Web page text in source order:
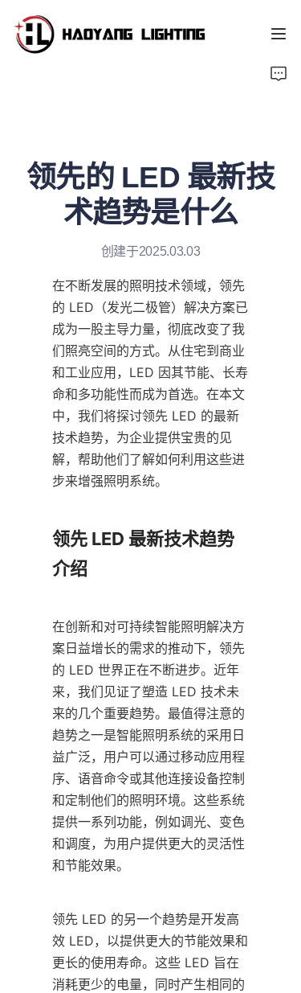
领先的 LED 最新技
术趋势是什么
创建于2025.03.03
在不断发展的照明技术领域，领先
的 LED（发光二极管）解决方案已
成为一股主导力量，彻底改变了我
们照亮空间的方式。从住宅到商业
和工业应用，LED 因其节能、长寿
命和多功能性而成为首选。在本文
中，我们将探讨领先 LED 的最新
技术趋势，为企业提供宝贵的见
解，帮助他们了解如何利用这些进
步来增强照明系统。
领先 LED 最新技术趋势
介绍
在创新和对可持续智能照明解决方
案日益增长的需求的推动下，领先
的 LED 世界正在不断进步。近年
来，我们见证了塑造 LED 技术未
来的几个重要趋势。最值得注意的
趋势之一是智能照明系统的采用日
益广泛，用户可以通过移动应用程
序、语音命令或其他连接设备控制
和定制他们的照明环境。这些系统
提供一系列功能，例如调光、变色
和调度，为用户提供更大的灵活性
和节能效果。
领先 LED 的另一个趋势是开发高
效 LED，以提供更大的节能效果和
更长的使用寿命。这些 LED 旨在
消耗更少的电量，同时产生相同的
关于我们
定制服务